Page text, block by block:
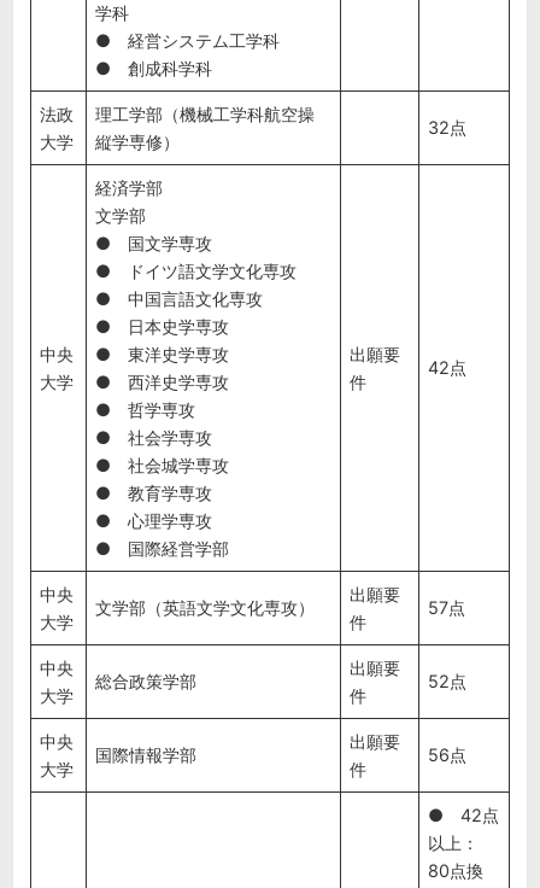
学科
● 経営システム工学科
● 創成科学科
法政
大学
理工学部（機械工学科航空操
縦学専修）
32点
中央
大学
経済学部
文学部
● 国文学専攻
● ドイツ語文学文化専攻
● 中国言語文化専攻
● 日本史学専攻
● 東洋史学専攻
● 西洋史学専攻
● 哲学専攻
● 社会学専攻
● 社会城学専攻
● 教育学専攻
● 心理学専攻
● 国際経営学部
出願要
件
42点
中央
大学
文学部（英語文学文化専攻）
出願要
件
57点
中央
大学
総合政策学部
出願要
件
52点
中央
大学
国際情報学部
出願要
件
56点
● 42点
以上：
80点換